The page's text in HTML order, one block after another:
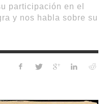
participación en el
y nos habla sobre su